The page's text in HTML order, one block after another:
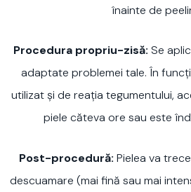
înainte de
Procedura propriu-zisă: Se
adaptate problemei tale. În
utilizat și de reația tegumentului,
piele căteva ore sau este
Post-procedură: Pielea va
descuamare (mai fină sau mai